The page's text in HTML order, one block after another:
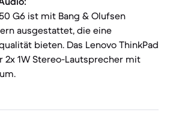
G6 ist mit Bang & Olufsen
ausgestattet, die eine
bieten. Das Lenovo ThinkPad
2x 1W Stereo-Lautsprecher mit